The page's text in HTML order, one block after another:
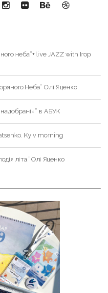
неба”+ live JAZZ with Ігор
Неба” Олі Яценко
надобраніч” в АБУК
Kyiv morning
літа” Олі Яценко